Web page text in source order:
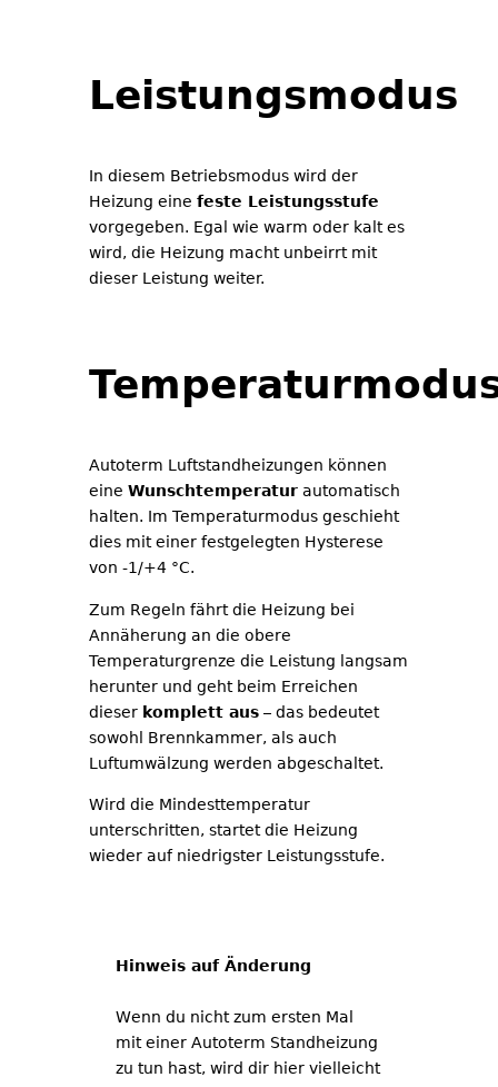
Leistungsmodus
In diesem Betriebsmodus wird der
Heizung eine feste Leistungsstufe
vorgegeben. Egal wie warm oder kalt es
wird, die Heizung macht unbeirrt mit
dieser Leistung weiter.
Autoterm Luftstandheizungen können
eine Wunschtemperatur automatisch
halten. Im Temperaturmodus geschieht
dies mit einer festgelegten Hysterese
von -1/+4 °C.
Zum Regeln fährt die Heizung bei
Annäherung an die obere
Temperaturgrenze die Leistung langsam
herunter und geht beim Erreichen
dieser komplett aus – das bedeutet
sowohl Brennkammer, als auch
Luftumwälzung werden abgeschaltet.
Wird die Mindesttemperatur
unterschritten, startet die Heizung
wieder auf niedrigster Leistungsstufe.
Hinweis auf Änderung
Wenn du nicht zum ersten Mal
mit einer Autoterm Standheizung
zu tun hast, wird dir hier vielleicht